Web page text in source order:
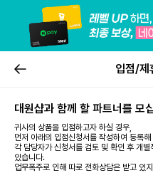
입점/제
대원샵과 함께 할 파트너를 모
귀사의 상품을 입점하고자 하실 경우,
먼저 아래의 입점신청서를 작성하여 등록
각 담당자가 신청서를 검토 및 확인 후 개
있습니다.
업무폭주로 인해 따로 전화상담은 받고 있